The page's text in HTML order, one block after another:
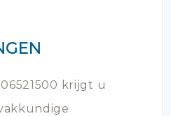
krijgt u